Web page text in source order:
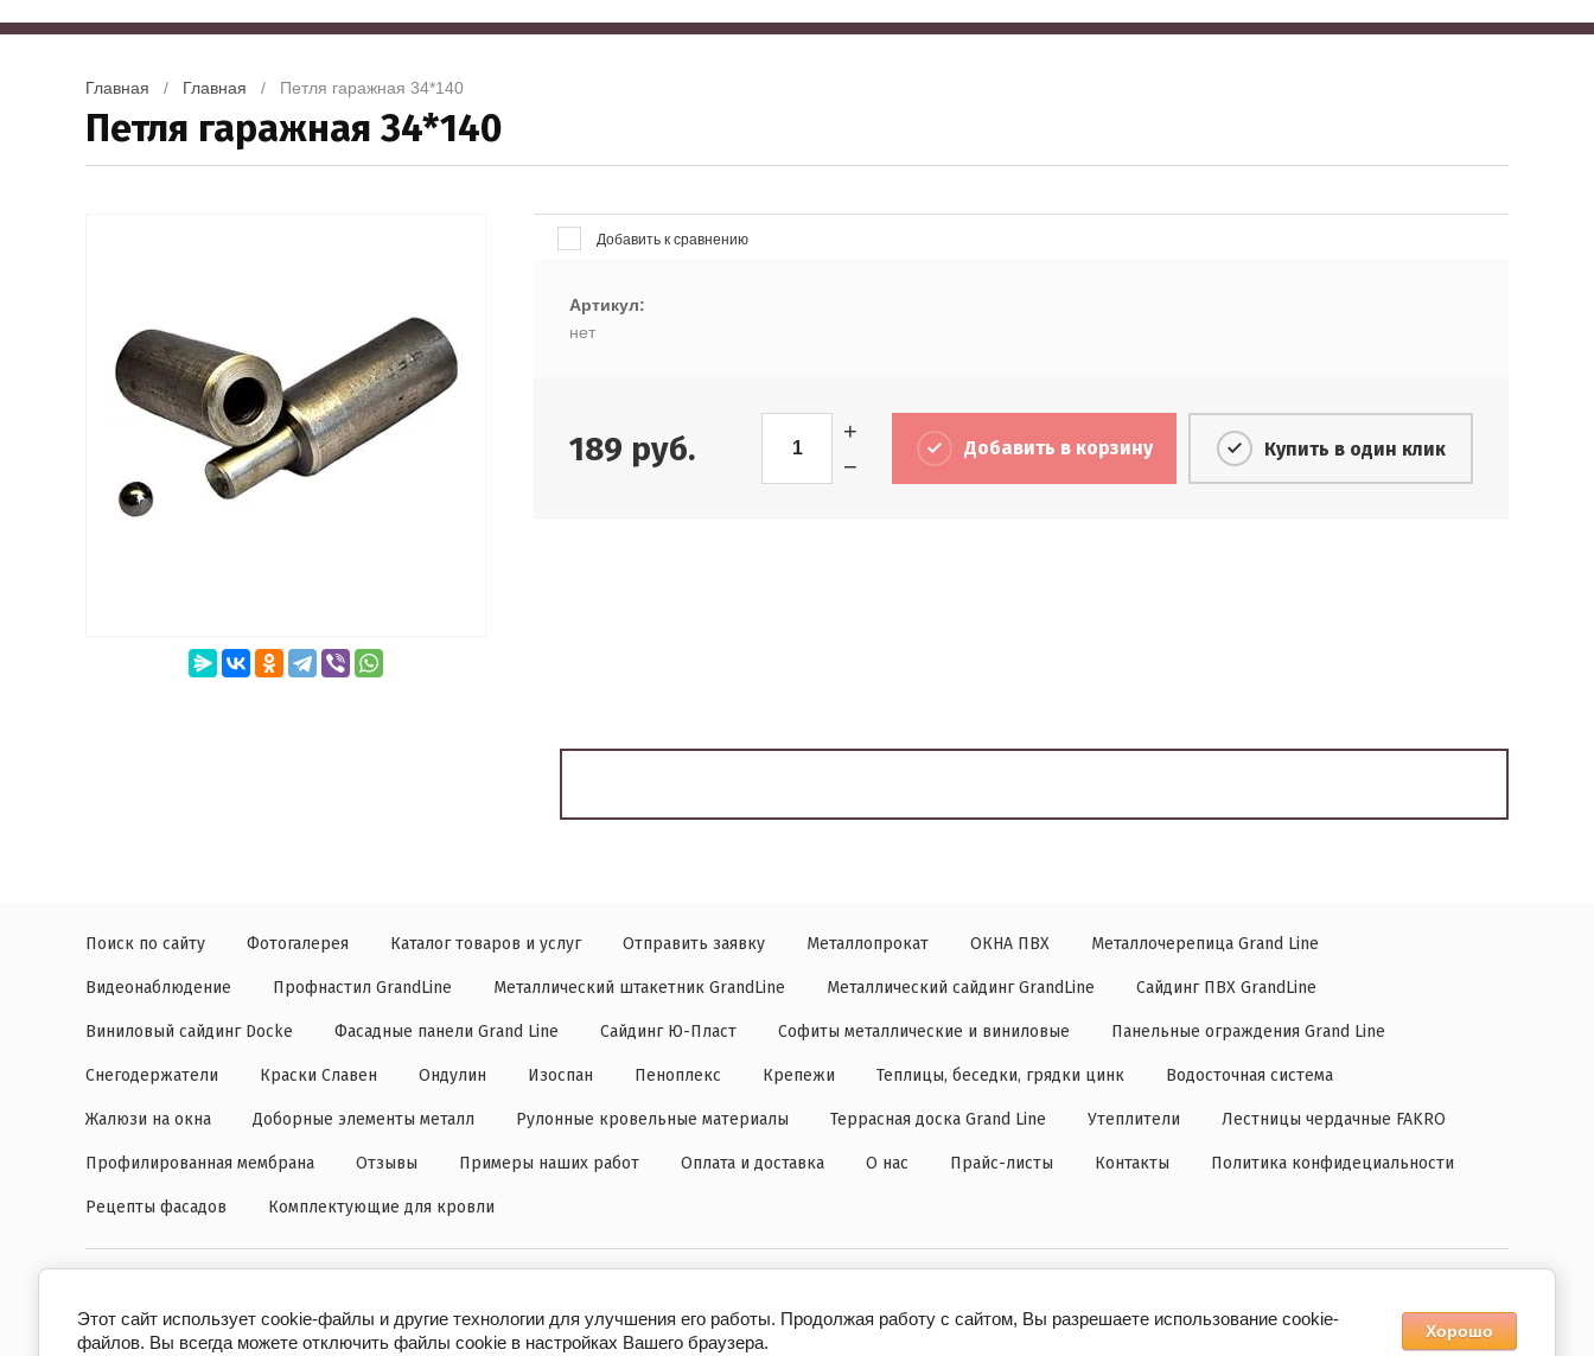
Главная
   /
Главная
   /   Петля гаражная 34*140
Петля гаражная 34*140
Добавить к сравнению
Артикул:
нет
189 руб. −
+
Добавить в корзину Купить в один клик
Поиск по сайту Фотогалерея Каталог товаров и услуг Отправить заявку Металлопрокат ОКНА ПВХ Металлочерепица Grand Line
Видеонаблюдение Профнастил GrandLine Металлический штакетник GrandLine Металлический сайдинг GrandLine Сайдинг ПВХ GrandLine
Виниловый сайдинг Docke Фасадные панели Grand Line Сайдинг Ю-Пласт Софиты металлические и виниловые Панельные ограждения Grand Line
Снегодержатели Краски Славен Ондулин Изоспан Пеноплекс Крепежи Теплицы, беседки, грядки цинк Водосточная система
Жалюзи на окна Доборные элементы металл Рулонные кровельные материалы Террасная доска Grand Line Утеплители Лестницы чердачные FAKRO
Профилированная мембрана Отзывы Примеры наших работ Оплата и доставка О нас Прайс-листы Контакты Политика конфидециальности
Рецепты фасадов Комплектующие для кровли
Действует © 2010 АвангардСтройМеталл Мегагрупп.ру
Этот сайт использует cookie-файлы и другие технологии для улучшения его работы. Продолжая работу с сайтом, Вы разрешаете использование cookie-
файлов. Вы всегда можете отключить файлы cookie в настройках Вашего браузера.
Хорошо